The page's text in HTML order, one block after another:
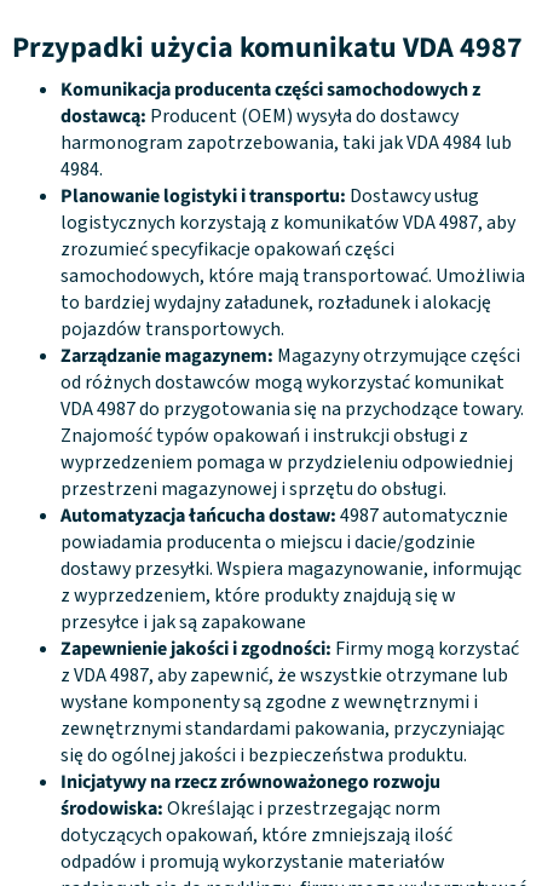
Przypadki użycia komunikatu VDA 4987
Komunikacja producenta części samochodowych z
dostawcą: Producent (OEM) wysyła do dostawcy
harmonogram zapotrzebowania, taki jak VDA 4984 lub
4984.
Planowanie logistyki i transportu: Dostawcy usług
logistycznych korzystają z komunikatów VDA 4987, aby
zrozumieć specyfikacje opakowań części
samochodowych, które mają transportować. Umożliwia
to bardziej wydajny załadunek, rozładunek i alokację
pojazdów transportowych.
Zarządzanie magazynem: Magazyny otrzymujące części
od różnych dostawców mogą wykorzystać komunikat
VDA 4987 do przygotowania się na przychodzące towary.
Znajomość typów opakowań i instrukcji obsługi z
wyprzedzeniem pomaga w przydzieleniu odpowiedniej
przestrzeni magazynowej i sprzętu do obsługi.
Automatyzacja łańcucha dostaw:4987 automatycznie
powiadamia producenta o miejscu i dacie/godzinie
dostawy przesyłki. Wspiera magazynowanie, informując
z wyprzedzeniem, które produkty znajdują się w
przesyłce i jak są zapakowane
Zapewnienie jakości i zgodności: Firmy mogą korzystać
z VDA 4987, aby zapewnić, że wszystkie otrzymane lub
wysłane komponenty są zgodne z wewnętrznymi i
zewnętrznymi standardami pakowania, przyczyniając
się do ogólnej jakości i bezpieczeństwa produktu.
Inicjatywy na rzecz zrównoważonego rozwoju
środowiska:Określając i przestrzegając norm
dotyczących opakowań, które zmniejszają ilość
odpadów i promują wykorzystanie materiałów